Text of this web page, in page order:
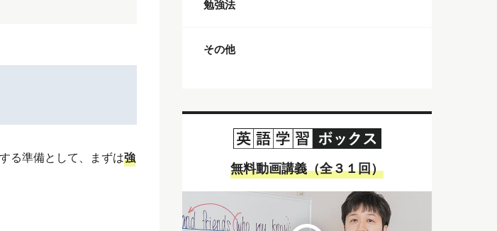
る準備として、まずは強
勉強法
その他
無料動画講義（全３１回）